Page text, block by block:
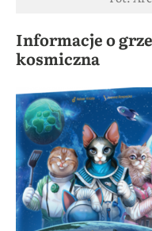
Informacje o
kosmiczna